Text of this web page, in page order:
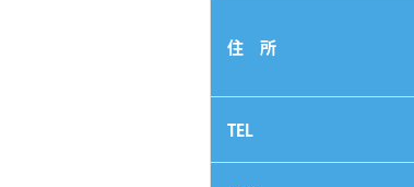
住 所
TEL